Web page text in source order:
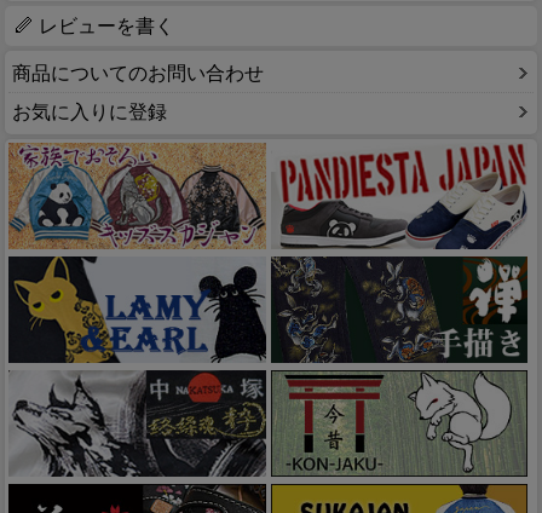
レビューを書く
商品についてのお問い合わせ
お気に入りに登録